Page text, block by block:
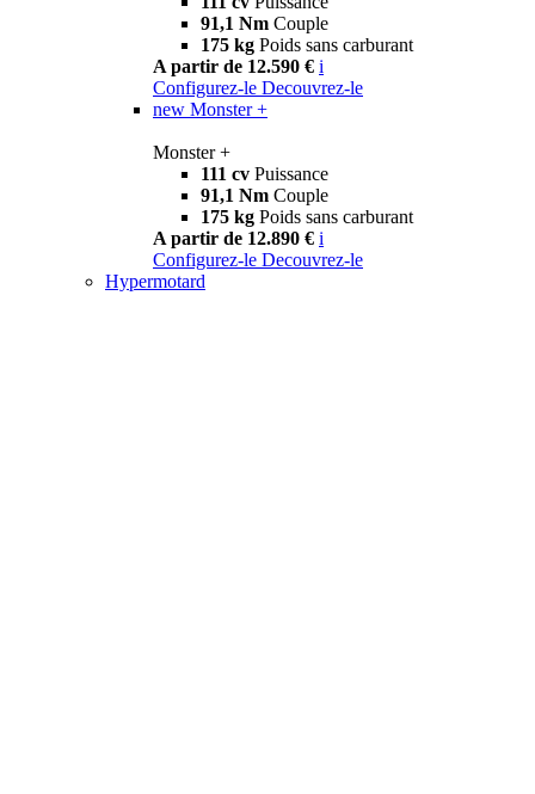
91,1 Nm Couple
175 kg Poids sans carburant
A partir de 12.590 € i
Configurez-le Decouvrez-le
new Monster +
Monster +
111 cv Puissance
91,1 Nm Couple
175 kg Poids sans carburant
A partir de 12.890 € i
Configurez-le Decouvrez-le
Hypermotard